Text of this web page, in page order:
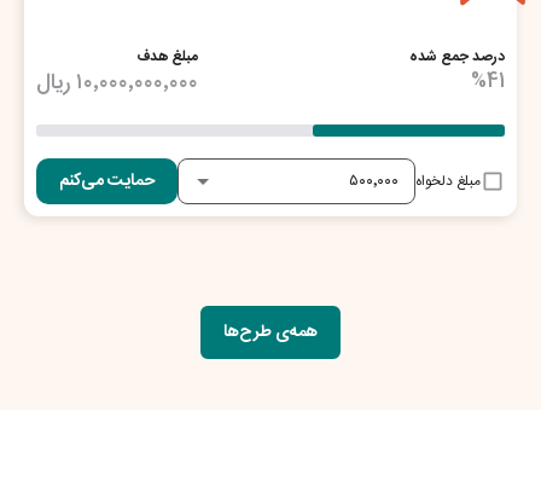
درصد جمع شده
%41
مبلغ هدف
۱۰٬۰۰۰٬۰۰۰٬۰۰۰ ریال
مبلغ دلخواه حمایت می‌کنم
همه‌ی طرح‌ها